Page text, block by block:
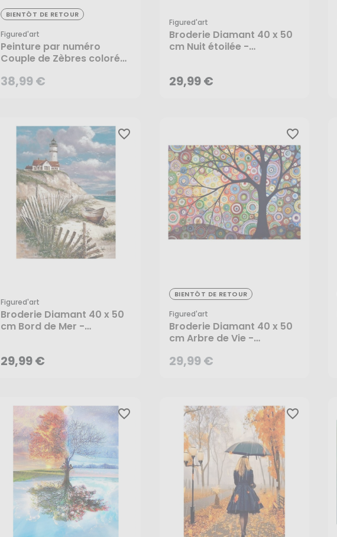
BIENTÔT DE RETOUR
Figured'art
Peinture par numéro
Couple de Zèbres colorés
38,99 €
38,99 €
CRÉER UNE ALERTE
Figured'art
Broderie Diamant 40 x 50
cm Nuit étoilée -
29,99 €
29,99 €
AJOUTER AU PANIER
favorite_border
Figured'art
Broderie Diamant 40 x 50
cm Bord de Mer -
29,99 €
29,99 €
AJOUTER AU PANIER
favorite_border
BIENTÔT DE RETOUR
Figured'art
Broderie Diamant 40 x 50
cm Arbre de Vie -
29,99 €
29,99 €
CRÉER UNE ALERTE
favorite_border favorite_border